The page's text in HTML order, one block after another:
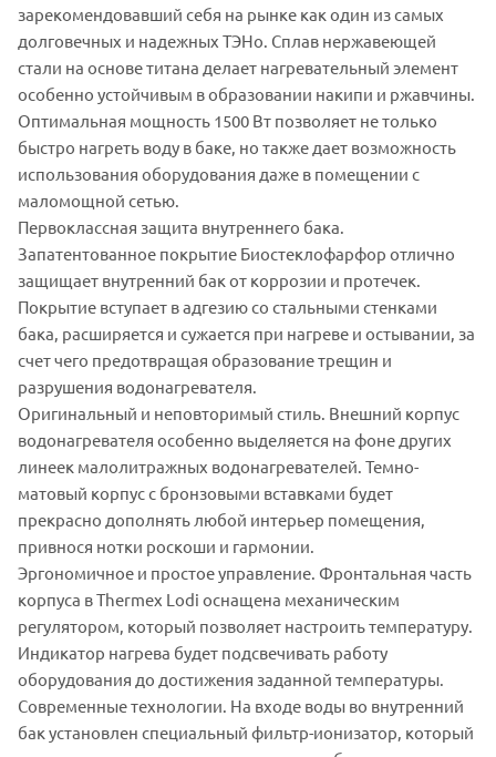
зарекомендовавший себя на рынке как один из самых
долговечных и надежных ТЭНо. Сплав нержавеющей
стали на основе титана делает нагревательный элемент
особенно устойчивым в образовании накипи и ржавчины.
Оптимальная мощность 1500 Вт позволяет не только
быстро нагреть воду в баке, но также дает возможность
использования оборудования даже в помещении с
маломощной сетью.
Первоклассная защита внутреннего бака.
Запатентованное покрытие Биостеклофарфор отлично
защищает внутренний бак от коррозии и протечек.
Покрытие вступает в адгезию со стальными стенками
бака, расширяется и сужается при нагреве и остывании, за
счет чего предотвращая образование трещин и
разрушения водонагревателя.
Оригинальный и неповторимый стиль. Внешний корпус
водонагревателя особенно выделяется на фоне других
линеек малолитражных водонагревателей. Темно-
матовый корпус с бронзовыми вставками будет
прекрасно дополнять любой интерьер помещения,
привнося нотки роскоши и гармонии.
Эргономичное и простое управление. Фронтальная часть
корпуса в Thermex Lodi оснащена механическим
регулятором, который позволяет настроить температуру.
Индикатор нагрева будет подсвечивать работу
оборудования до достижения заданной температуры.
Современные технологии. На входе воды во внутренний
бак установлен специальный фильтр-ионизатор, который